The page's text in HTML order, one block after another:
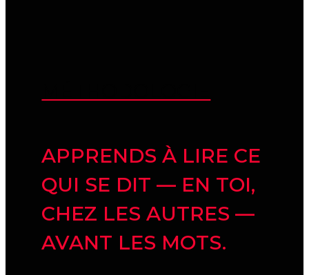
APPRENDS À LIRE CE
QUI SE DIT — EN TOI,
CHEZ LES AUTRES —
AVANT LES MOTS.